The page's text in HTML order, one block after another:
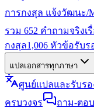
การกงสุล แจ้งวัฒนะ/
รวม 652 คำถามจริงเ
กงสุล1,006 หัวข้อรับร
แปลเอกสารทุกภาษา
ศูนย์แปลและรับรอ
ครบวงจร
ถาม-ตอ